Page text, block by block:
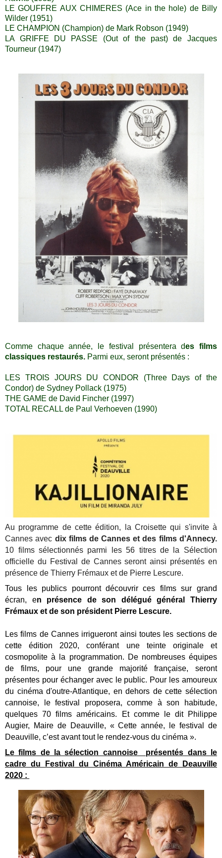
LE GOUFFRE AUX CHIMERES (Ace in the hole) de Billy
Wilder (1951)
LE CHAMPION (Champion) de Mark Robson (1949)
LA GRIFFE DU PASSE (Out of the past) de Jacques
Tourneur (1947)
Comme chaque année, le festival présentera des films
classiques restaurés. Parmi eux, seront présentés :
LES TROIS JOURS DU CONDOR (Three Days of the
Condor) de Sydney Pollack (1975)
THE GAME de David Fincher (1997)
TOTAL RECALL de Paul Verhoeven (1990)
Au programme de cette édition, la Croisette qui s'invite à
Cannes avec dix films de Cannes et des films d'Annecy.
10 films sélectionnés parmi les 56 titres de la Sélection
officielle du Festival de Cannes seront ainsi présentés en
présence de Thierry Frémaux et de Pierre Lescure.
Tous les publics pourront découvrir ces films sur grand
écran, en présence de son délégué général Thierry
Frémaux et de son président Pierre Lescure.
Les films de Cannes irrigueront ainsi toutes les sections de
cette édition 2020, conférant une teinte originale et
cosmopolite à la programmation. De nombreuses équipes
de films, pour une grande majorité française, seront
présentes pour échanger avec le public. Pour les amoureux
du cinéma d'outre-Atlantique, en dehors de cette sélection
cannoise, le festival proposera, comme à son habitude,
quelques 70 films américains. Et comme le dit Philippe
Augier, Maire de Deauville, « Cette année, le festival de
Deauville, c’est avant tout le rendez-vous du cinéma ».
Le films de la sélection cannoise présentés dans le
cadre du Festival du Cinéma Américain de Deauville
2020 :